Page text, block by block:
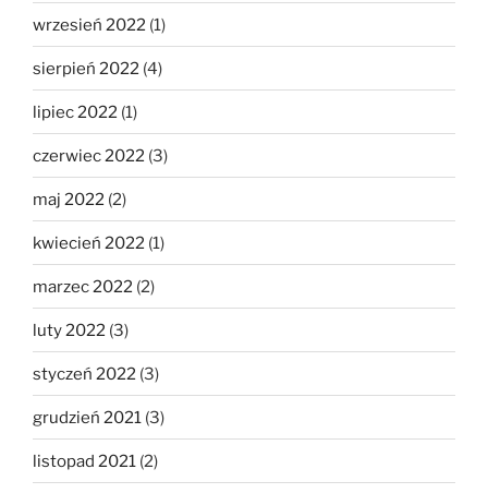
wrzesień 2022 (1)
sierpień 2022 (4)
lipiec 2022 (1)
czerwiec 2022 (3)
maj 2022 (2)
kwiecień 2022 (1)
marzec 2022 (2)
luty 2022 (3)
styczeń 2022 (3)
grudzień 2021 (3)
listopad 2021 (2)